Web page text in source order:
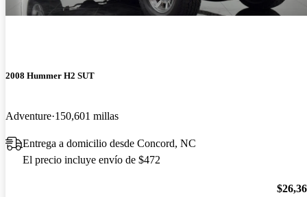
2008 Hummer H2 SUT
Adventure 150,601 millas
Entrega a domicilio desde Concord, NC
El precio incluye envío de $472